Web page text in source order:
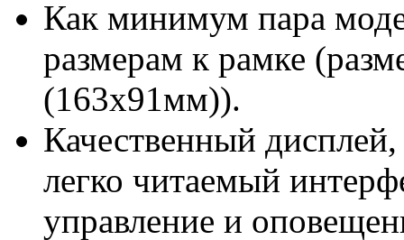
Как минимум пара
размерам к рамке
(163х91мм)).
Качественный
легко читаемый
управление и